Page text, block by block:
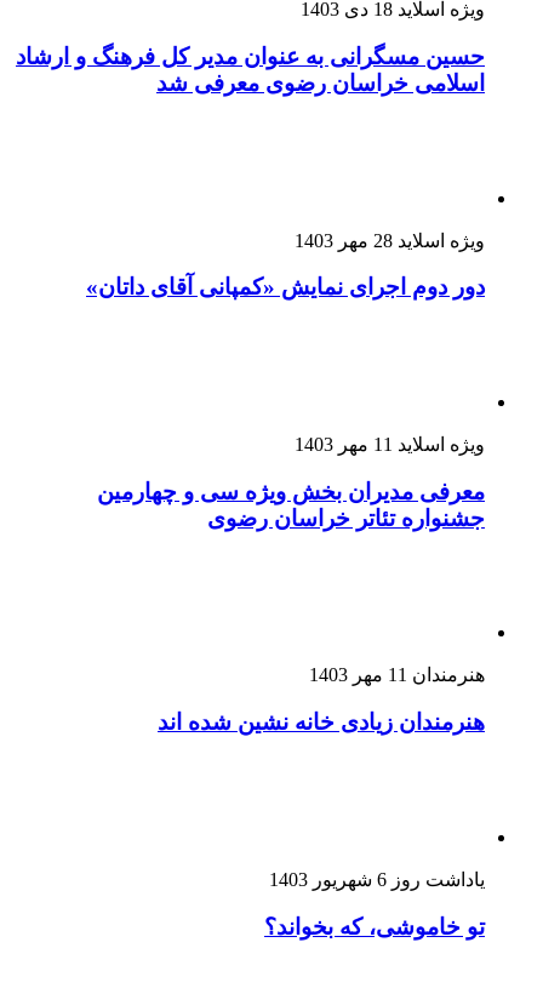
ویژه اسلاید 18 دی 1403
حسین مسگرانی به عنوان مدیر کل فرهنگ و ارشاد
اسلامی خراسان رضوی معرفی شد
ویژه اسلاید 28 مهر 1403
دور دوم اجرای نمایش «کمپانی آقای داتان»
ویژه اسلاید 11 مهر 1403
معرفی مدیران بخش ویژه سی و چهارمین
جشنواره تئاتر خراسان رضوی
هنرمندان 11 مهر 1403
هنرمندان زیادی خانه نشین شده اند
یاداشت روز 6 شهریور 1403
تو خاموشی، که بخواند؟